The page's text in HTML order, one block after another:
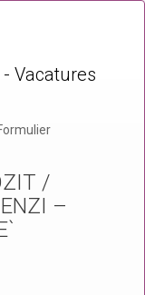
- Vacatures
/
–